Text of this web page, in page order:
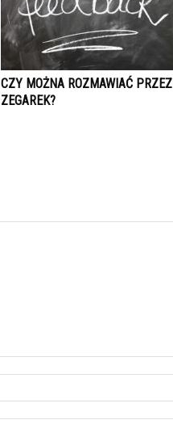
CZY MOŻNA ROZMAWIAĆ PRZEZ
ZEGAREK?